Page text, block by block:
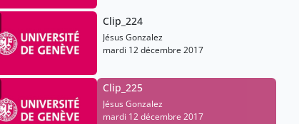
Clip_224
Jésus Gonzalez
mardi 12 décembre 2017
Clip_225
Jésus Gonzalez
mardi 12 décembre 2017